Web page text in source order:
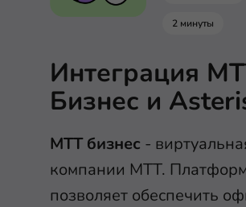
2 минуты
Интеграция
Бизнес и
МТТ бизнес -
компании МТТ.
позволяет обеспечить